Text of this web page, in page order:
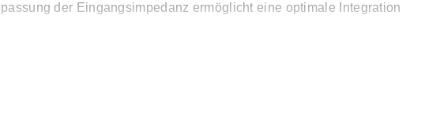
der Eingangsimpedanz ermöglicht eine optimale Integration
PR300 integriert werden. Es verwandelt den AUX-Eingang in